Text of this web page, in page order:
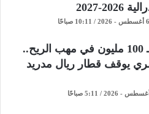
2027
صفقة الـ 100 مليون في مهب الريح..
يوقف قطار ريال مدريد